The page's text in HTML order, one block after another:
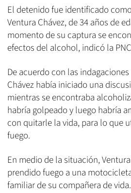
El detenido fue identificado
Ventura Chávez, de 34 años de
momento de su captura se
efectos del alcohol, indicó la
De acuerdo con las
Chávez había iniciado una
mientras se encontraba
habría golpeado y luego habría
con quitarle la vida, para lo que
fuego.
En medio de la situación,
prendido fuego a una
familiar de su compañera de vida.